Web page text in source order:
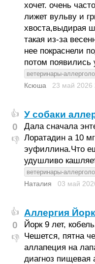
хочет. очень
лижет вульву и
хвоста,выдирая
такая из-за
нее покраснели
потом
ветеринары-
Ксюша 23 май 2026
👍
0
👎
У собаки
Дала сначала
Лоратадин а 10
эуфиллина.Что
удушливо
ветеринары-
Наталия 03 май
👍
0
👎
Аллергия
Йорк 9 лет,
Чешется, пятна
аллапеция на
диагноз пищевая